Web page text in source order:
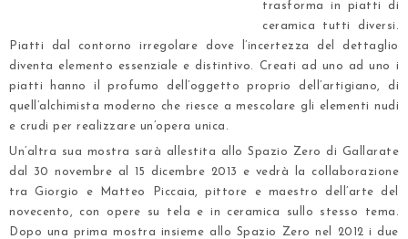
trasforma in piatti di
ceramica tutti diversi.
Piatti dal contorno irregolare dove l’incertezza del dettaglio
diventa elemento essenziale e distintivo. Creati ad uno ad uno i
piatti hanno il profumo dell’oggetto proprio dell’artigiano, di
quell’alchimista moderno che riesce a mescolare gli elementi nudi
e crudi per realizzare un’opera unica.
Un’altra sua mostra sarà allestita allo Spazio Zero di Gallarate
dal 30 novembre al 15 dicembre 2013 e vedrà la collaborazione
tra Giorgio e Matteo Piccaia, pittore e maestro dell’arte del
novecento, con opere su tela e in ceramica sullo stesso tema.
Dopo una prima mostra insieme allo Spazio Zero nel 2012 i due